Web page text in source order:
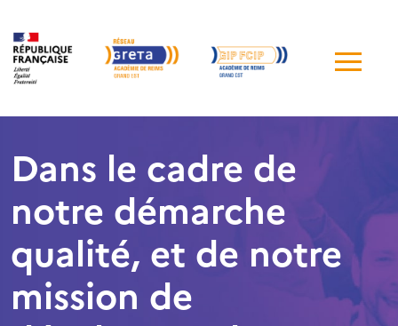
de
Dans le cadre de
notre démarche
qualité, et de notre
mission de